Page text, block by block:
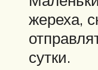
жереха,
сутки.